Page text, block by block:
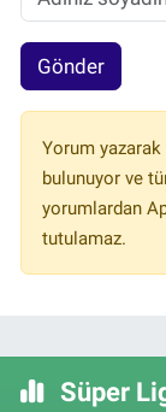
Gönder
Yorum yazarak
bulunuyor ve
yorumlardan
tutulamaz.
Süper